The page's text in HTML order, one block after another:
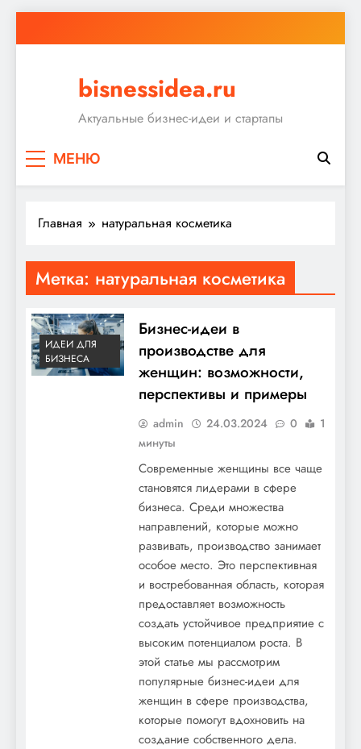
к
bisnessidea.ru
Актуальные бизнес-идеи и стартапы
МЕНЮ
Главная натуральная косметика
Метка: натуральная косметика
ИДЕИ ДЛЯ
БИЗНЕСА
Бизнес-идеи в
производстве для
женщин: возможности,
перспективы и примеры
admin 24.03.2024 0
1
минуты
Современные женщины все чаще
становятся лидерами в сфере
бизнеса. Среди множества
направлений, которые можно
развивать, производство занимает
особое место. Это перспективная
и востребованная область, которая
предоставляет возможность
создать устойчивое предприятие с
высоким потенциалом роста. В
этой статье мы рассмотрим
популярные бизнес-идеи для
женщин в сфере производства,
которые помогут вдохновить на
создание собственного дела.